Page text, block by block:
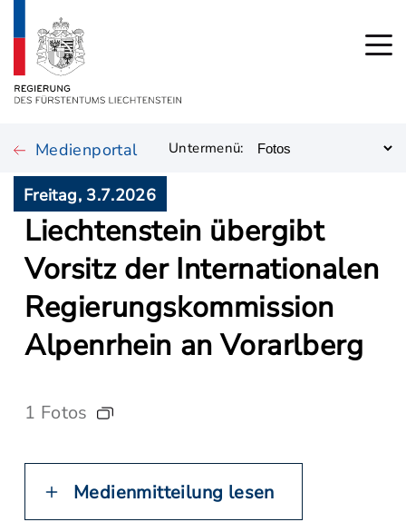
Medienportal Untermenü:
Freitag, 3.7.2026
Liechtenstein übergibt
Vorsitz der Internationalen
Regierungskommission
Alpenrhein an Vorarlberg
1 Fotos
Medienmitteilung lesen